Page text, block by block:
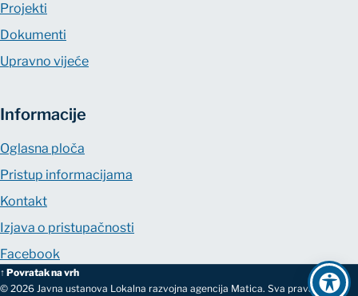
Projekti
Dokumenti
Upravno vijeće
Informacije
Oglasna ploča
Pristup informacijama
Kontakt
Izjava o pristupačnosti
Facebook
↑ Povratak na vrh
© 2026 Javna ustanova Lokalna razvojna agencija Matica. Sva prava